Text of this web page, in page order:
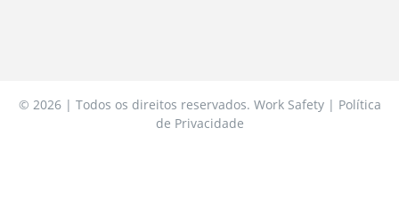
© 2026 | Todos os direitos reservados. Work Safety | Política
de Privacidade